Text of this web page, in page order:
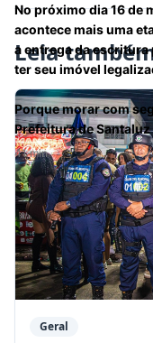
No próximo dia 16 de
acontece mais uma
a entrega da
ter seu imóvel
Porque morar com
Prefeitura de
41 min
Leia
Geral